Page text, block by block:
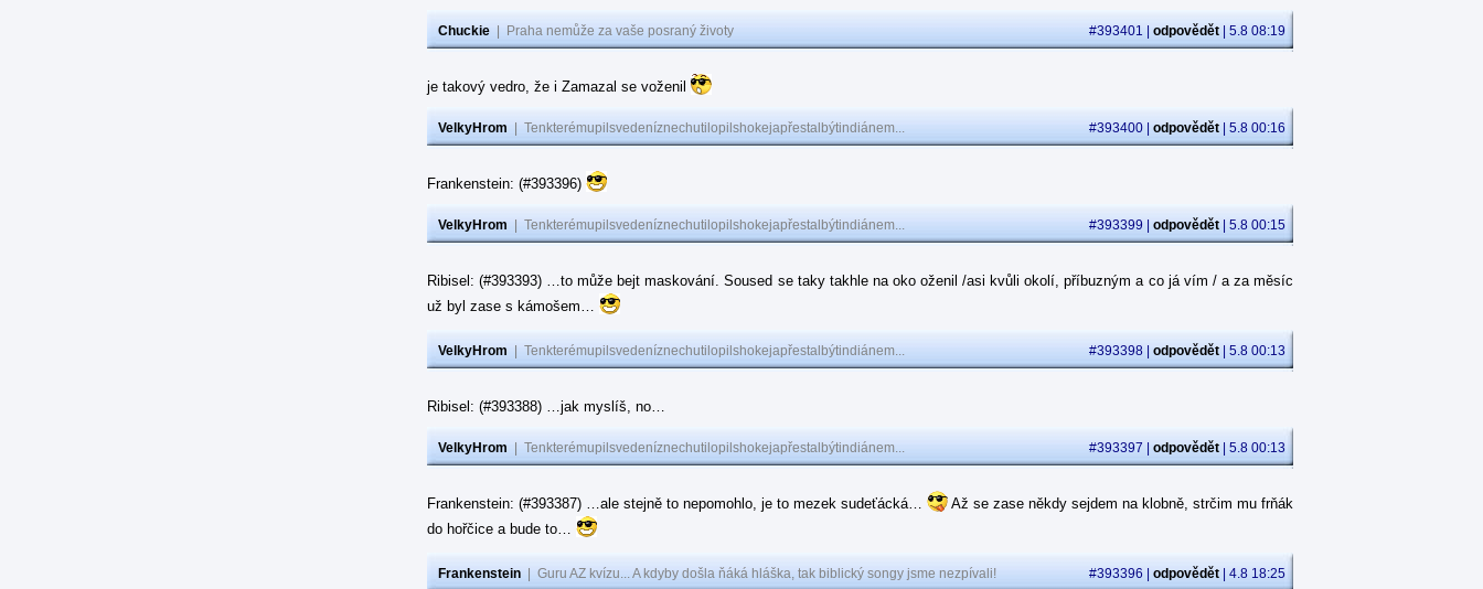
Chuckie Praha nemůže za vaše posraný životy #393401 | odpovědět | 5.8 08:19
je takový vedro, že i Zamazal se voženil
VelkyHrom Tenkterémupilsvedeníznechutilopilshokejapřestalbýtindiánem... #393400 | odpovědět | 5.8 00:16
Frankenstein: (#393396)
VelkyHrom Tenkterémupilsvedeníznechutilopilshokejapřestalbýtindiánem... #393399 | odpovědět | 5.8 00:15
Ribisel: (#393393) …to může bejt maskování. Soused se taky takhle na oko oženil /asi kvůli okolí, příbuzným a co já vím / a za měsíc
už byl zase s kámošem…
VelkyHrom Tenkterémupilsvedeníznechutilopilshokejapřestalbýtindiánem... #393398 | odpovědět | 5.8 00:13
Ribisel: (#393388) …jak myslíš, no…
VelkyHrom Tenkterémupilsvedeníznechutilopilshokejapřestalbýtindiánem... #393397 | odpovědět | 5.8 00:13
Frankenstein: (#393387) …ale stejně to nepomohlo, je to mezek sudeťácká…
Až se zase někdy sejdem na klobně, strčim mu frňák
do hořčice a bude to…
Frankenstein Guru AZ kvízu... A kdyby došla ňáká hláška, tak biblický songy jsme nezpívali! #393396 | odpovědět | 4.8 18:25